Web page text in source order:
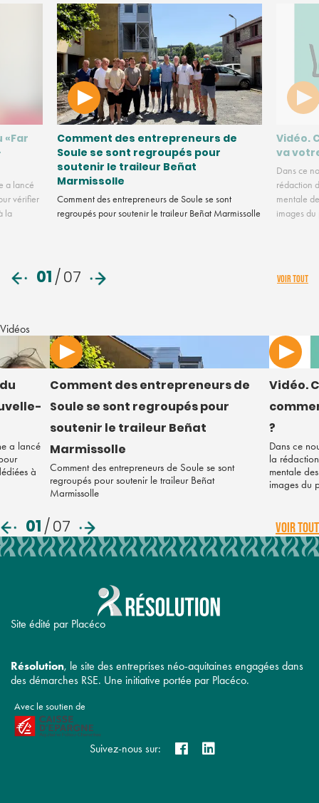
«Far
a lancé
vérifier
la
Comment des entrepreneurs de
Soule se sont regroupés pour
soutenir le traileur Beñat
Marmissolle
Comment des entrepreneurs de Soule se sont
regroupés pour soutenir le traileur Beñat Marmissolle
Vidéo.
va
Dans ce
rédaction
mentale
images
01/07 VOIR TOUT
Vidéos
a lancé
à
Comment des entrepreneurs de
Soule se sont regroupés pour
soutenir le traileur Beñat
Marmissolle
Comment des entrepreneurs de Soule se sont
regroupés pour soutenir le traileur Beñat
Marmissolle
Vidéo.
?
Dans ce
la
mentale
images du
01/07 VOIR TOUT
Site édité par Placéco
Résolution, le site des entreprises néo-aquitaines engagées dans
des démarches RSE. Une initiative portée par Placéco.
Avec le soutien de
Suivez-nous sur: